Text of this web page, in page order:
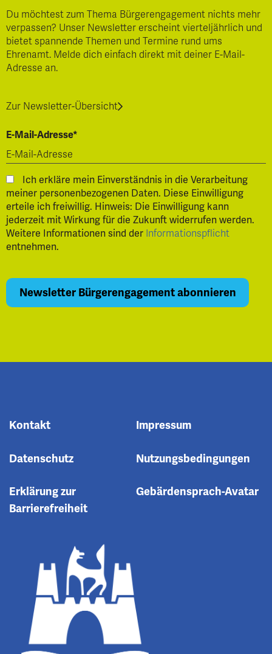
Du möchtest zum Thema Bürgerengagement nichts mehr
verpassen? Unser Newsletter erscheint vierteljährlich und
bietet spannende Themen und Termine rund ums
Ehrenamt. Melde dich einfach direkt mit deiner E-Mail-
Adresse an.
Zur Newsletter-Übersicht
E-Mail-Adresse*
Ich erkläre mein Einverständnis in die Verarbeitung
meiner personenbezogenen Daten. Diese Einwilligung
erteile ich freiwillig. Hinweis: Die Einwilligung kann
jederzeit mit Wirkung für die Zukunft widerrufen werden.
Weitere Informationen sind der Informationspflicht
entnehmen.
Kontakt Impressum
Datenschutz Nutzungsbedingungen
Erklärung zur
Barrierefreiheit
Gebärdensprach-Avatar